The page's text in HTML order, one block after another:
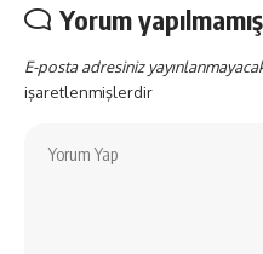
Yorum yapılmamış
E-posta adresiniz
işaretlenmişlerdir